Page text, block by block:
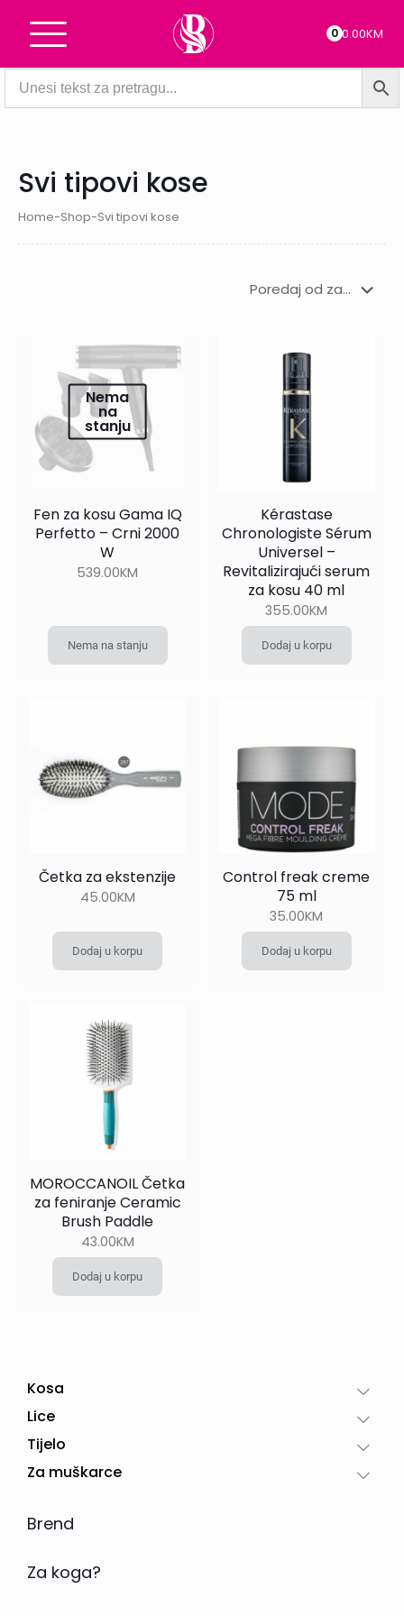
0 0.00KM
Svi tipovi kose
Home-Shop-Svi tipovi kose
Nema
na
stanju
Fen za kosu Gama IQ
Perfetto – Crni 2000
W
539.00KM
Nema na stanju
Kérastase
Chronologiste Sérum
Universel –
Revitalizirajući serum
za kosu 40 ml
355.00KM
Dodaj u korpu
Četka za ekstenzije
45.00KM
Dodaj u korpu
Control freak creme
75 ml
35.00KM
Dodaj u korpu
MOROCCANOIL Četka
za feniranje Ceramic
Brush Paddle
43.00KM
Dodaj u korpu
Kosa
Lice
Tijelo
Za muškarce
Brend
Za koga?